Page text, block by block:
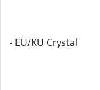
- EU/KU Crystal